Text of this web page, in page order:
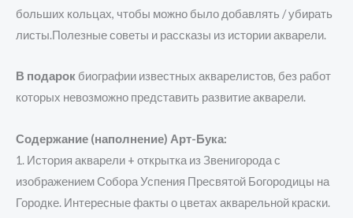
больших кольцах, чтобы можно было добавлять / убирать
листы.Полезные советы и рассказы из истории акварели.
В подарок биографии известных акварелистов, без работ
которых невозможно представить развитие акварели.
Содержание (наполнение) Арт-Бука:
1. История акварели + открытка из Звенигорода с
изображением Собора Успения Пресвятой Богородицы на
Городке. Интересные факты о цветах акварельной краски.